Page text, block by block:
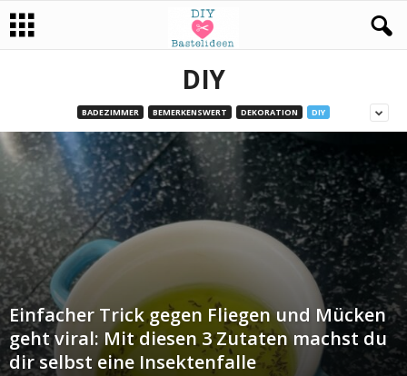
DIY
BADEZIMMER BEMERKENSWERT DEKORATION DIY
Einfacher Trick gegen Fliegen und Mücken
geht viral: Mit diesen 3 Zutaten machst du
dir selbst eine Insektenfalle